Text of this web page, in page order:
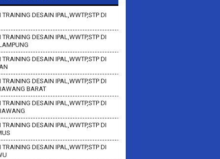
TRAINING DESAIN IPAL,WWTP,STP DI
TRAINING DESAIN IPAL,WWTP,STP DI
TRAINING DESAIN IPAL,WWTP,STP DI
TRAINING DESAIN IPAL,WWTP,STP DI
BARAT
TRAINING DESAIN IPAL,WWTP,STP DI
TRAINING DESAIN IPAL,WWTP,STP DI
TRAINING DESAIN IPAL,WWTP,STP DI